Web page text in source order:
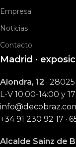
Empresa
Noticias
Contacto
Madrid ·
Alondra, 12 ·
L-V 10:00-14:00 y
+34 91 230 92 17 ·
Alcalde Sainz de